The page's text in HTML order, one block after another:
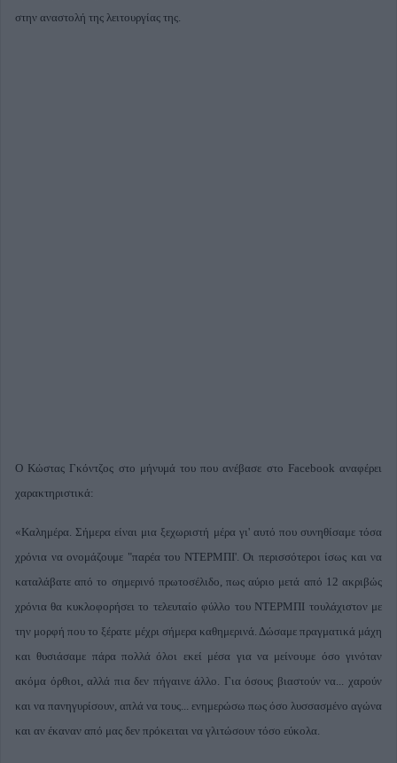
στην αναστολή της λειτουργίας της.
Ο Κώστας Γκόντζος στο μήνυμά του που ανέβασε στο Facebook αναφέρει
χαρακτηριστικά:
«Καλημέρα. Σήμερα είναι μια ξεχωριστή μέρα γι' αυτό που συνηθίσαμε τόσα
χρόνια να ονομάζουμε "παρέα του ΝΤΕΡΜΠΙ'. Οι περισσότεροι ίσως και να
καταλάβατε από το σημερινό πρωτοσέλιδο, πως αύριο μετά από 12 ακριβώς
χρόνια θα κυκλοφορήσει το τελευταίο φύλλο του ΝΤΕΡΜΠΙ τουλάχιστον με
την μορφή που το ξέρατε μέχρι σήμερα καθημερινά. Δώσαμε πραγματικά μάχη
και θυσιάσαμε πάρα πολλά όλοι εκεί μέσα για να μείνουμε όσο γινόταν
ακόμα όρθιοι, αλλά πια δεν πήγαινε άλλο. Για όσους βιαστούν να... χαρούν
και να πανηγυρίσουν, απλά να τους... ενημερώσω πως όσο λυσσασμένο αγώνα
και αν έκαναν από μας δεν πρόκειται να γλιτώσουν τόσο εύκολα.